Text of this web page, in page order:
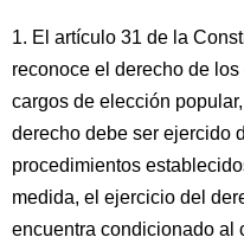
1. El artículo 31 de la
reconoce el derecho de
cargos de elección
derecho debe ser ejercido
procedimientos
medida, el ejercicio del
encuentra condicionado al